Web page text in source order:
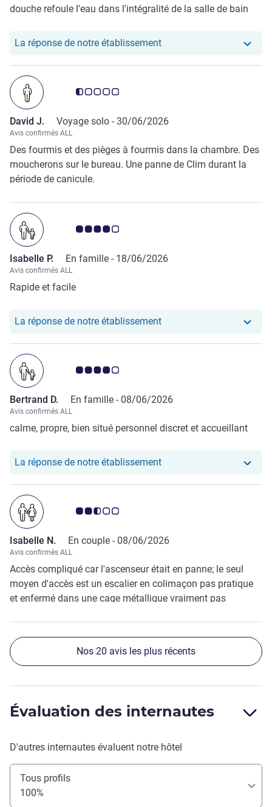
douche refoule l'eau dans l'intégralité de la salle de bain
La réponse de notre établissementNotre hôtel a repondu au
Note Avis clients 0.5/5
David J. Voyage solo - 30/06/2026
Avis confirmés ALL
Des fourmis et des pièges à fourmis dans la chambre. Des
moucherons sur le bureau. Une panne de Clim durant la
période de canicule.
Note Avis clients 4.0/5
Isabelle P. En famille - 18/06/2026
Avis confirmés ALL
Rapide et facile
La réponse de notre établissementNotre hôtel a repondu au
Note Avis clients 4.0/5
Bertrand D. En famille - 08/06/2026
Avis confirmés ALL
calme, propre, bien situé personnel discret et accueillant
La réponse de notre établissementNotre hôtel a repondu au
Note Avis clients 2.5/5
Isabelle N. En couple - 08/06/2026
Avis confirmés ALL
Accès compliqué car l'ascenseur était en panne; le seul
moyen d'accès est un escalier en colimaçon pas pratique
et enfermé dans une cage métallique vraiment pas
Nos 20 avis les plus récents
Évaluation des internautes
D'autres internautes évaluent notre hôtel
Tous profils
100%